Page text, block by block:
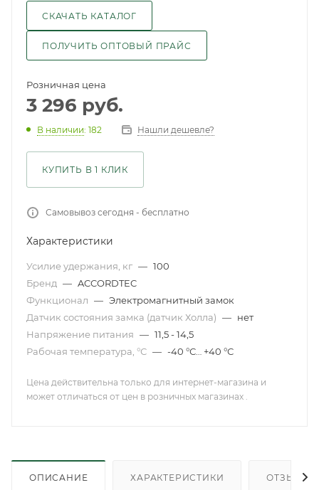
СКАЧАТЬ КАТАЛОГ
ПОЛУЧИТЬ ОПТОВЫЙ ПРАЙС
Розничная цена
3 296 руб.
В наличии: 182 Нашли дешевле?
КУПИТЬ В 1 КЛИК
Самовывоз сегодня - бесплатно
Характеристики
Усилие удержания, кг — 100
Бренд — ACCORDTEC
Функционал — Электромагнитный замок
Датчик состояния замка (датчик Холла) — нет
Напряжение питания — 11,5 - 14,5
Рабочая температура, °С — -40 °С… +40 °С
Цена действительна только для интернет-магазина и
может отличаться от цен в розничных магазинах .
ОПИСАНИЕ ХАРАКТЕРИСТИКИ ОТЗЫВЫ